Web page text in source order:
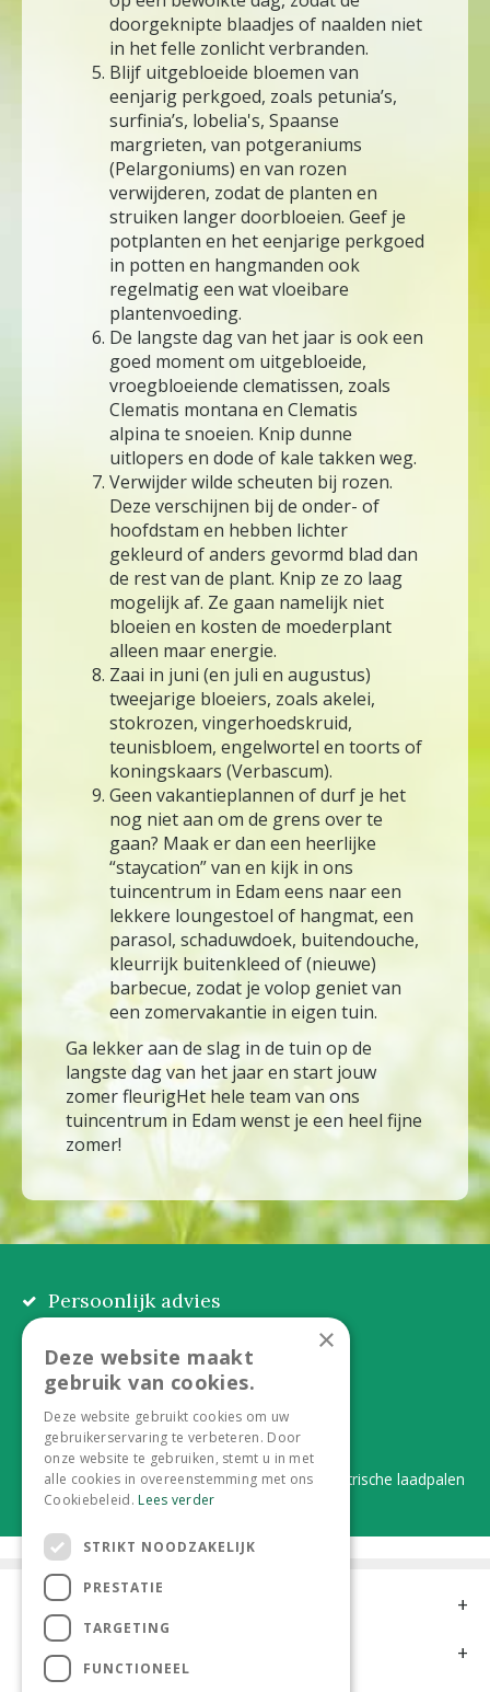
doorgeknipte blaadjes of naalden niet
in het felle zonlicht verbranden.
Blijf uitgebloeide bloemen van
eenjarig perkgoed, zoals petunia’s,
surfinia’s, lobelia's, Spaanse
margrieten, van potgeraniums
(Pelargoniums) en van rozen
verwijderen, zodat de planten en
struiken langer doorbloeien. Geef je
potplanten en het eenjarige perkgoed
in potten en hangmanden ook
regelmatig een wat vloeibare
plantenvoeding.
De langste dag van het jaar is ook een
goed moment om uitgebloeide,
vroegbloeiende clematissen, zoals
Clematis montana en Clematis
alpina te snoeien. Knip dunne
uitlopers en dode of kale takken weg.
Verwijder wilde scheuten bij rozen.
Deze verschijnen bij de onder- of
hoofdstam en hebben lichter
gekleurd of anders gevormd blad dan
de rest van de plant. Knip ze zo laag
mogelijk af. Ze gaan namelijk niet
bloeien en kosten de moederplant
alleen maar energie.
Zaai in juni (en juli en augustus)
tweejarige bloeiers, zoals akelei,
stokrozen, vingerhoedskruid,
teunisbloem, engelwortel en toorts of
koningskaars (Verbascum).
Geen vakantieplannen of durf je het
nog niet aan om de grens over te
gaan? Maak er dan een heerlijke
“staycation” van en kijk in ons
tuincentrum in Edam eens naar een
lekkere loungestoel of hangmat, een
parasol, schaduwdoek, buitendouche,
kleurrijk buitenkleed of (nieuwe)
barbecue, zodat je volop geniet van
een zomervakantie in eigen tuin.
Ga lekker aan de slag in de tuin op de
langste dag van het jaar en start jouw
zomer fleurigHet hele team van ons
tuincentrum in Edam wenst je een heel fijne
zomer!
Persoonlijk advies
Alles onder één dak
Duurzaam en dorpsgemak
Lever je statiegeldflessen bij ons in én elektrische laadpalen
Contact
Openingstijden
×
Deze website maakt
gebruik van cookies.
Deze website gebruikt cookies om uw
gebruikerservaring te verbeteren. Door
onze website te gebruiken, stemt u in met
alle cookies in overeenstemming met ons
Cookiebeleid. Lees verder
STRIKT NOODZAKELIJK
PRESTATIE
TARGETING
FUNCTIONEEL